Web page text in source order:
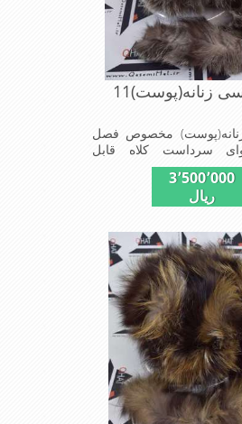
زنانه(پوست)11
مخصوص فصل
سرداست کلاه قابل
استفاده درسایزهای 58-59می باشد(فری
کلاه ازپوست طبیی(خَز)
وآستری آن ازجنس ساتن
دلیل به راحتی درسوزهای
تمامی سروپشت گردن رو
3٬500٬000
ریال